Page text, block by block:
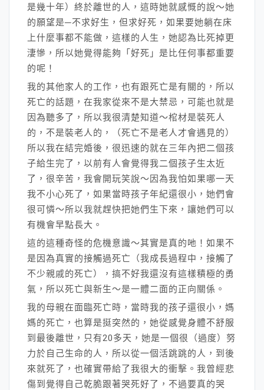
是幾十年）終於離世的人，這時她就感慨的說～她
的願望是─不求好生，但求好死，如果要她躺在床
上什麼事都不能做，這樣的人生，她認為比死掉更
淒慘，所以她覺得能夠「好死」是比任何事都重要
的呢！
我的其他家人的工作，也有跟死亡是有關的，所以
死亡的話題，在我家從來不是大禁忌，可能也就是
因為聽多了，所以我很清楚知道～棺材是裝死人
的，不是裝老人的，（死亡不是老人才會遇見的）
所以我在結完婚後，很迅速的就在三年內把二個孩
子給生完了，以前有人會覺得我二個孩子生太近
了，很辛苦，我會開玩笑說～因為我怕如果哪一天
我不小心死了，如果當時孩子年紀還很小，她們會
很可憐～所以我就趕快把她們生下來，讓她們可以
有機會早點長大。
這的這種奇怪的危機意識～其實是真的吔！如果不
是因為真實的接觸過死亡（我成長過程中，接觸了
不少親戚的死亡），搞不好我還沒有這樣積極的勇
氣，所以死亡與新生～是一體二面的正向關係。
我的母親在面臨死亡時，當時我的孩子還很小，媽
媽的死亡，也算是挺突然的，她從感覺身體不舒服
到最後離世，只有20多天，她是一個很（過度）努
力於自己生命的人，所以從一個活跳跳的人，到後
來就死了，也確實帶給了我很大的衝擊。我曾經悲
傷到覺得自己乾脆跟著哭死好了，不過要真的哭